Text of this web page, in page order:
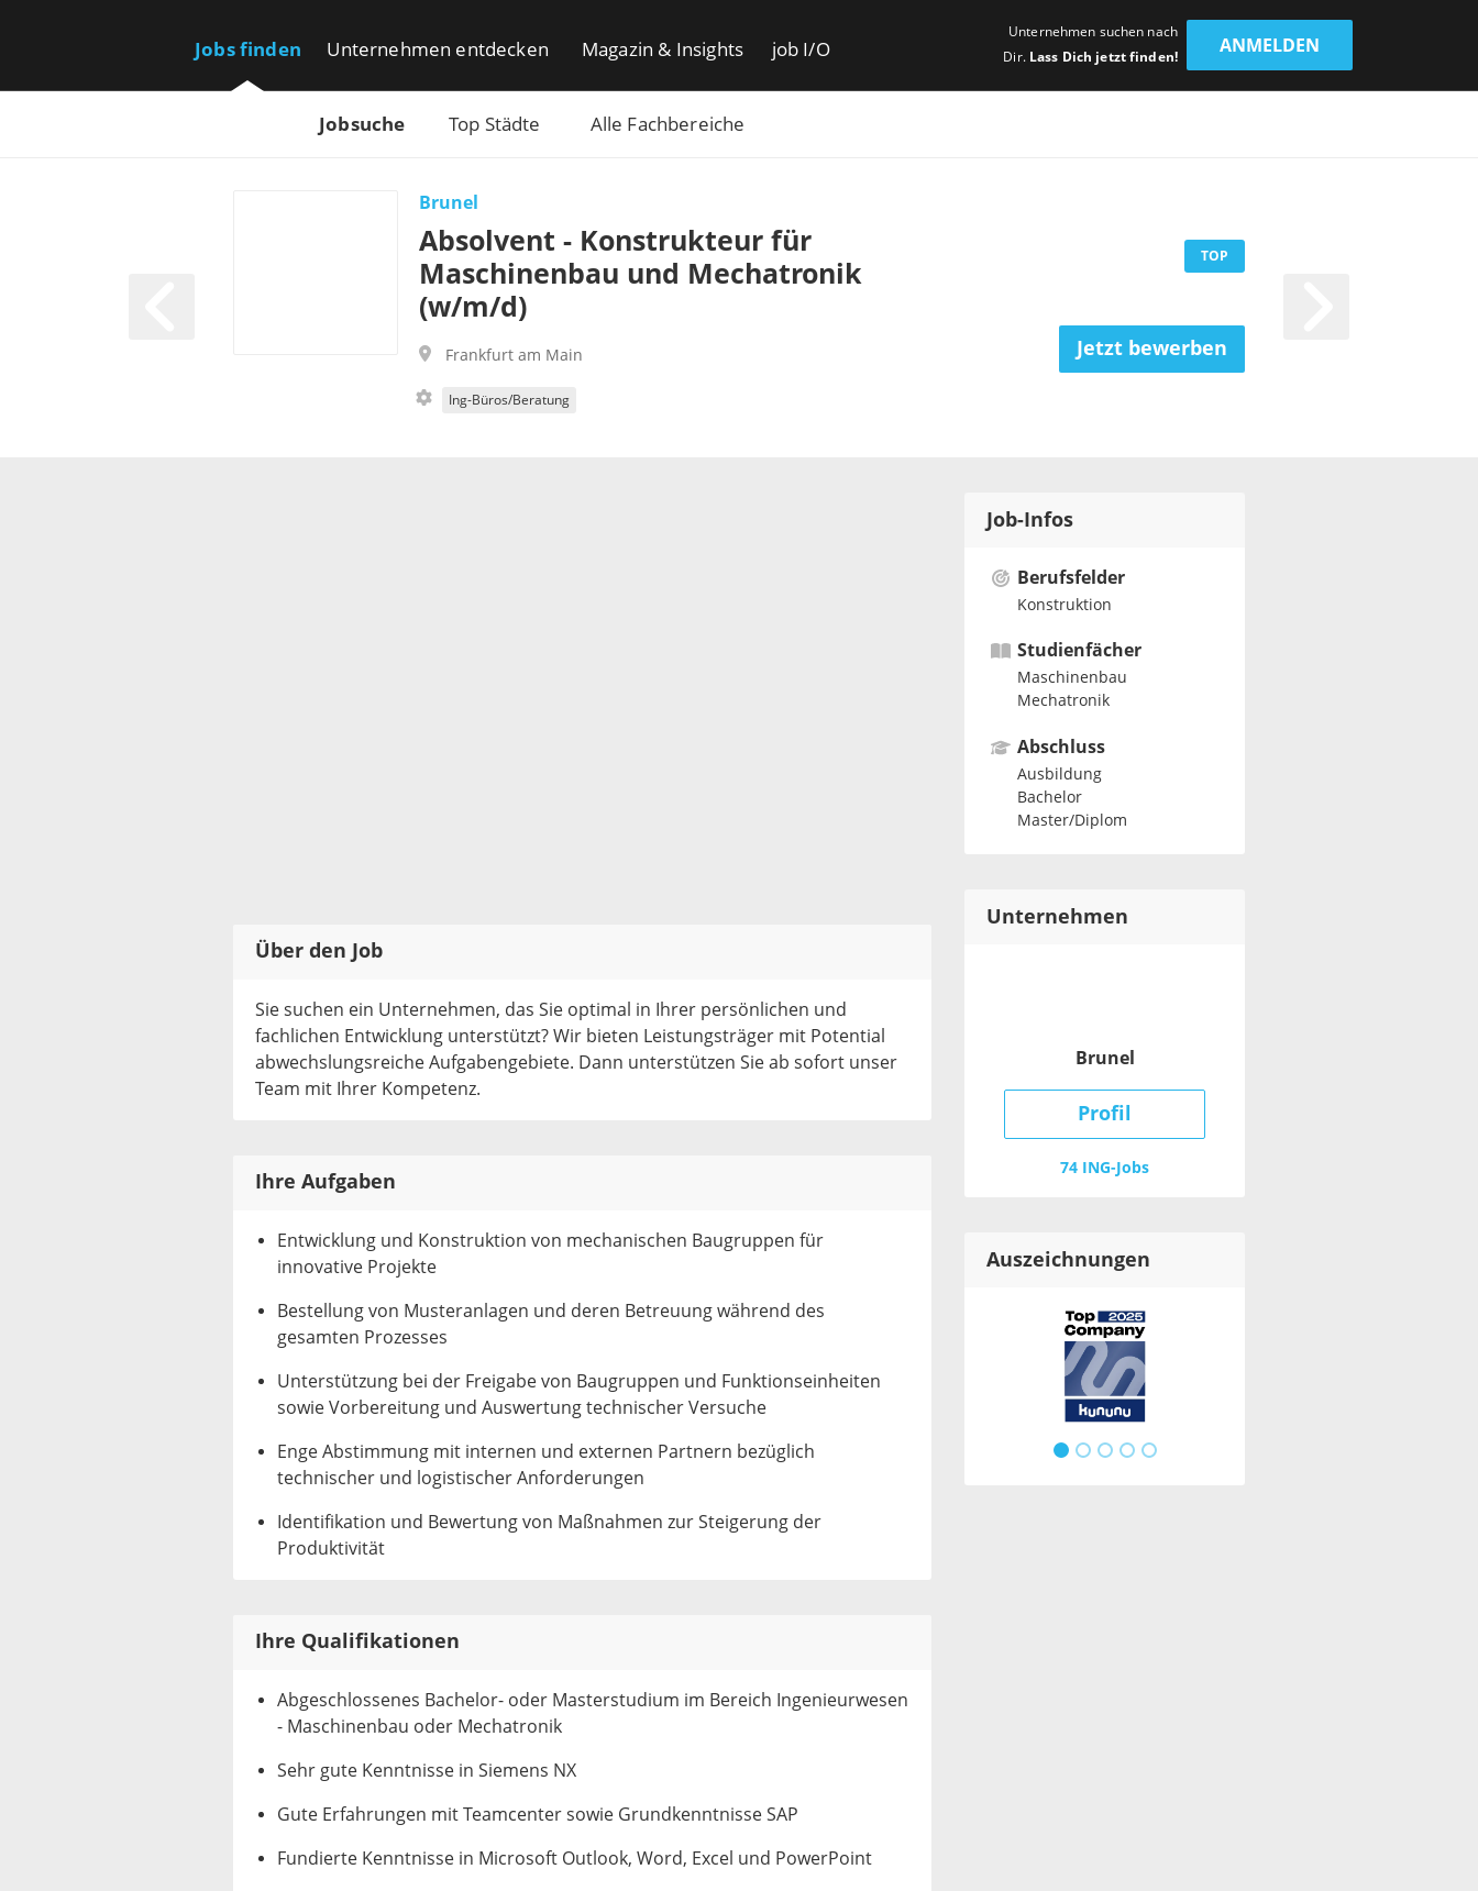
Jobs finden
Jobsuche Top Städte Alle Fachbereiche
Unternehmen entdecken Magazin & Insights job I/O
Unternehmen suchen nach
Dir. Lass Dich jetzt finden!
ANMELDEN
Brunel
Absolvent - Konstrukteur für
Maschinenbau und Mechatronik
(w/m/d)
Frankfurt am Main
Ing-Büros/Beratung
TOP
Jetzt bewerben
Über den Job
Sie suchen ein Unternehmen, das Sie optimal in Ihrer persönlichen und
fachlichen Entwicklung unterstützt? Wir bieten Leistungsträger mit Potential
abwechslungsreiche Aufgabengebiete. Dann unterstützen Sie ab sofort unser
Team mit Ihrer Kompetenz.
Ihre Aufgaben
Entwicklung und Konstruktion von mechanischen Baugruppen für
innovative Projekte
Bestellung von Musteranlagen und deren Betreuung während des
gesamten Prozesses
Unterstützung bei der Freigabe von Baugruppen und Funktionseinheiten
sowie Vorbereitung und Auswertung technischer Versuche
Enge Abstimmung mit internen und externen Partnern bezüglich
technischer und logistischer Anforderungen
Identifikation und Bewertung von Maßnahmen zur Steigerung der
Produktivität
Ihre Qualifikationen
Abgeschlossenes Bachelor- oder Masterstudium im Bereich Ingenieurwesen
- Maschinenbau oder Mechatronik
Sehr gute Kenntnisse in Siemens NX
Gute Erfahrungen mit Teamcenter sowie Grundkenntnisse SAP
Fundierte Kenntnisse in Microsoft Outlook, Word, Excel und PowerPoint
Job-Infos
Berufsfelder
Konstruktion
Studienfächer
Maschinenbau
Mechatronik
Abschluss
Ausbildung
Bachelor
Master/Diplom
Unternehmen
Brunel
Profil
74 ING-Jobs
Auszeichnungen